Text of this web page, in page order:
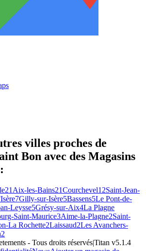
villes proches de
Bon avec des Magasins
:
21 Aix-les-Bains21Courchevel12Saint-Jean-
7Gilly-sur-Isère5Bassens5Le Pont-de-
Leysse5Grésy-sur-Aix4La Plagne
Saint-Maurice3Aime-la-Plagne2Saint-
La Rochette2Laissaud2Les Avanchers-
2
- Tous droits réservés|Titan v5.1.4